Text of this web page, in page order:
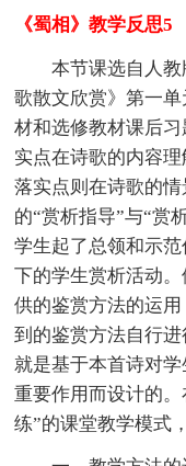
《蜀相》教学反思5
本节课选自人
歌散文欣赏》第一
材和选修教材课后
实点在诗歌的内容
落实点则在诗歌的
的“赏析指导”与“赏
学生起了总领和示
下的学生赏析活动
供的鉴赏方法的运
到的鉴赏方法自行
就是基于本首诗对
重要作用而设计的
练”的课堂教学模式